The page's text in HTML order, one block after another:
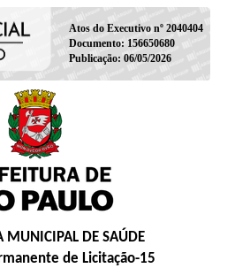
Atos do Executivo nº 2040404
Documento: 156650680
Publicação: 06/05/2026
MUNICIPAL DE SAÚDE
de Licitação-15